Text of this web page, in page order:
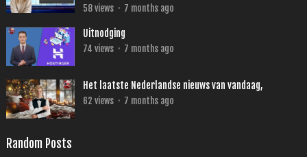
58views · 7 months ago
Uitnodging
74 views · 7 months ago
Het laatste Nederlandse nieuws van vandaag,
62 views · 7 months ago
Random Posts